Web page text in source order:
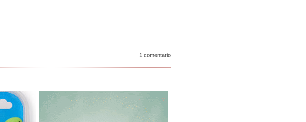
1 comentario